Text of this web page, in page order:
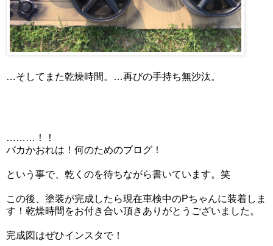
…そしてまた乾燥時間。…再びの手持ち無沙汰。
………！！
バカかおれは！何のためのブログ！
という事で、乾くのを待ちながら書いています。笑
この後、塗装が完成したら現在車検中のPちゃんに装着しま
す！乾燥時間をお付き合い頂きありがとうございました。
完成図はぜひインスタで！